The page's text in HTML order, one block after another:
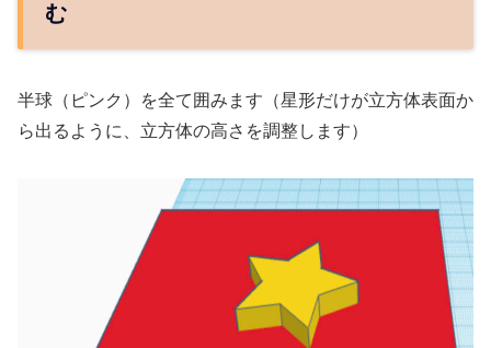
む
半球（ピンク）を全て囲みます（星形だけが立方体表面か
ら出るように、立方体の高さを調整します）